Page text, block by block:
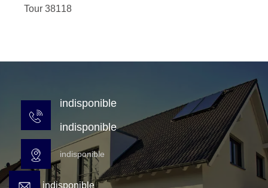
Tour 38118
indisponible
indisponible
indisponible
indisponible